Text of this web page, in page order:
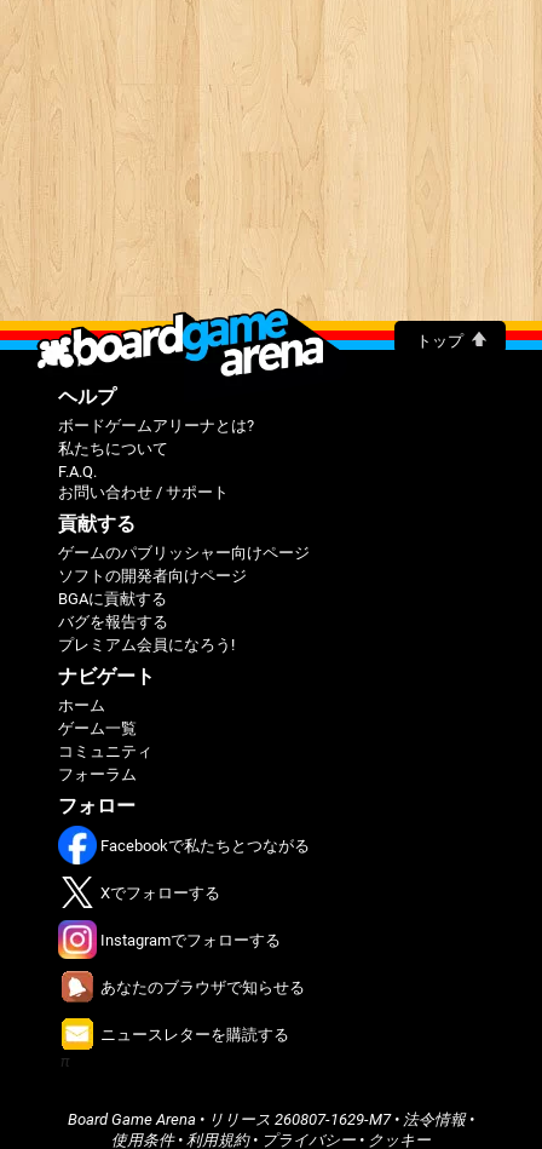
トップ
ヘルプ
ボードゲームアリーナとは?
私たちについて
F.A.Q.
お問い合わせ / サポート
貢献する
ゲームのパブリッシャー向けページ
ソフトの開発者向けページ
BGAに貢献する
バグを報告する
プレミアム会員になろう!
ナビゲート
ホーム
ゲーム一覧
コミュニティ
フォーラム
フォロー
Facebookで私たちとつながる
Xでフォローする
Instagramでフォローする
あなたのブラウザで知らせる
ニュースレターを購読する
Board Game Arena • リリース 260807-1629-M7• 法令情報•
使用条件• 利用規約• プライバシー• クッキー
π